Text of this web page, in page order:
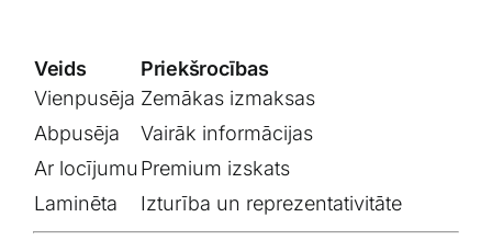
Veids
Priekšrocības
Vienpusēja Zemākas izmaksas
Abpusēja
Vairāk informācijas
Ar locījumu Premium izskats
Laminēta
Izturība un reprezentativitāte